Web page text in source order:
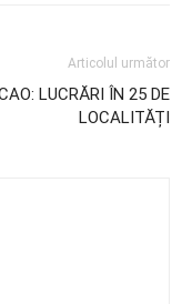
Articolul următor
LUCRĂRI ÎN 25 DE
LOCALITĂȚI